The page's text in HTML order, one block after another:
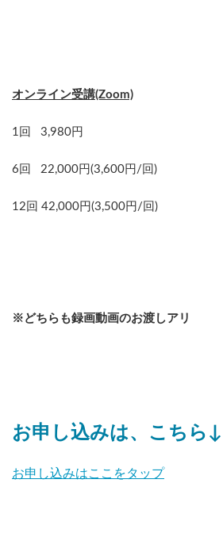
オンライン受講(Zoom)
1回 3,980円
6回 22,000円(3,600円/回)
12回 42,000円(3,500円/回)
※どちらも録画動画のお渡しアリ
お申し込みは、こちら↓
お申し込みはここをタップ